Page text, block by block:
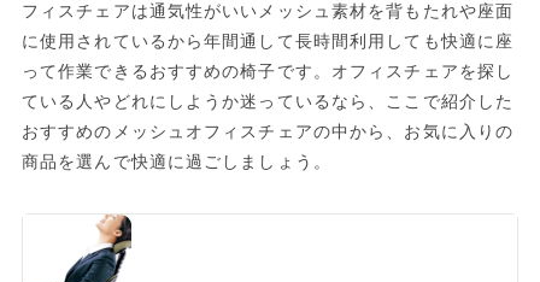
フィスチェアは通気性がいいメッシュ素材を背もたれや座面
に使用されているから年間通して長時間利用しても快適に座
って作業できるおすすめの椅子です。オフィスチェアを探し
ている人やどれにしようか迷っているなら、ここで紹介した
おすすめのメッシュオフィスチェアの中から、お気に入りの
商品を選んで快適に過ごしましょう。